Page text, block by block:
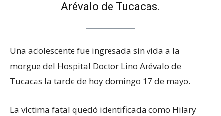
Arévalo de Tucacas.
Una adolescente fue ingresada sin vida a la
morgue del Hospital Doctor Lino Arévalo de
Tucacas la tarde de hoy domingo 17 de mayo.
La víctima fatal quedó identificada como Hilary